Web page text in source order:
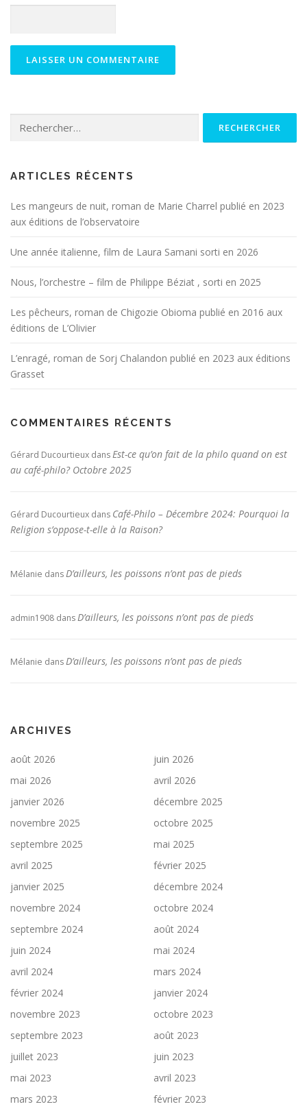
ARTICLES RÉCENTS
Les mangeurs de nuit, roman de Marie Charrel publié en 2023
aux éditions de l’observatoire
Une année italienne, film de Laura Samani sorti en 2026
Nous, l’orchestre – film de Philippe Béziat , sorti en 2025
Les pêcheurs, roman de Chigozie Obioma publié en 2016 aux
éditions de L’Olivier
L’enragé, roman de Sorj Chalandon publié en 2023 aux éditions
Grasset
COMMENTAIRES RÉCENTS
Gérard Ducourtieux dansEst-ce qu’on fait de la philo quand on est
au café-philo? Octobre 2025
Gérard Ducourtieux dans Café-Philo – Décembre 2024: Pourquoi la
Religion s’oppose-t-elle à la Raison?
Mélanie dansD’ailleurs, les poissons n’ont pas de pieds
admin1908 dansD’ailleurs, les poissons n’ont pas de pieds
Mélanie dansD’ailleurs, les poissons n’ont pas de pieds
ARCHIVES
août 2026
juin 2026
mai 2026
avril 2026
janvier 2026
décembre 2025
novembre 2025
octobre 2025
septembre 2025
mai 2025
avril 2025
février 2025
janvier 2025
décembre 2024
novembre 2024
octobre 2024
septembre 2024
août 2024
juin 2024
mai 2024
avril 2024
mars 2024
février 2024
janvier 2024
novembre 2023
octobre 2023
septembre 2023
août 2023
juillet 2023
juin 2023
mai 2023
avril 2023
mars 2023
février 2023